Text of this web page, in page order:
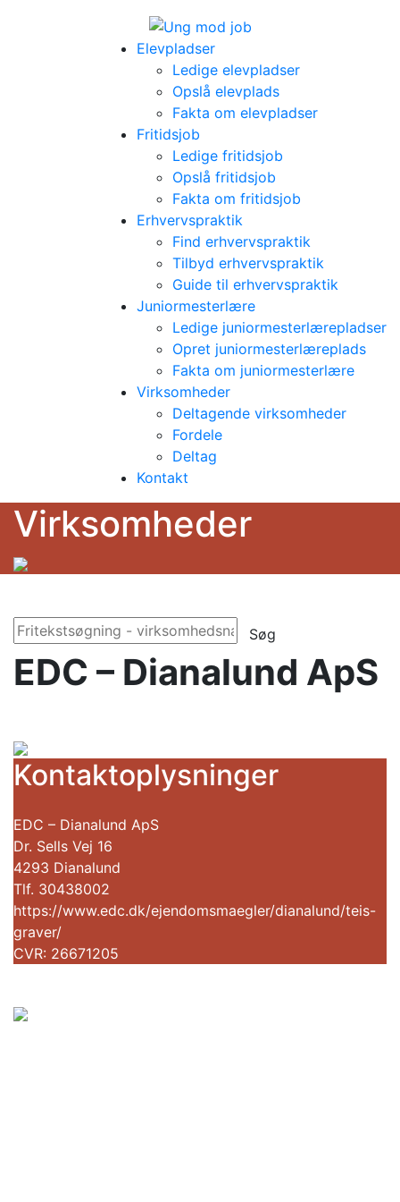
Elevpladser
Ledige elevpladser
Opslå elevplads
Fakta om elevpladser
Fritidsjob
Ledige fritidsjob
Opslå fritidsjob
Fakta om fritidsjob
Erhvervspraktik
Find erhvervspraktik
Tilbyd erhvervspraktik
Guide til erhvervspraktik
Juniormesterlære
Ledige juniormesterlærepladser
Opret juniormesterlæreplads
Fakta om juniormesterlære
Virksomheder
Deltagende virksomheder
Fordele
Deltag
Kontakt
Virksomheder
Søg
EDC – Dianalund ApS
Kontaktoplysninger
EDC – Dianalund ApS
Dr. Sells Vej 16
4293 Dianalund
Tlf. 30438002
https://www.edc.dk/ejendomsmaegler/dianalund/teis-
graver/
CVR: 26671205